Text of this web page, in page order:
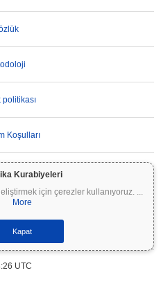
Kurabiyeleri
için çerezler kullanıyoruz. ...
More
Kapat
Koşulları
Coinpaprika üzerindeki tüm bilgiler yalnızca
tavsiyesi niteliği taşımaz. Yatırım
yapın (DYOR) ve nitelikli bir finansal
kullanımından kaynaklanan herhangi bir
UTC